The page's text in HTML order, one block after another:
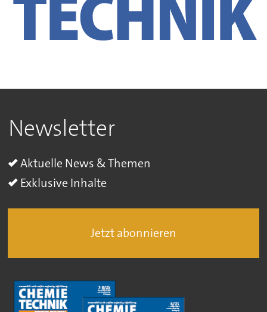
Newsletter
Aktuelle News & Themen
Exklusive Inhalte
Jetzt abonnieren